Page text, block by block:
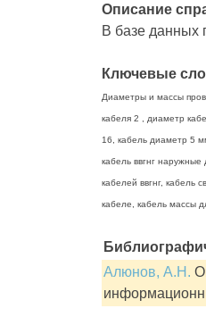
Описание
В базе данных
Ключевые
Диаметры и массы
кабеля 2 , диаметр
16, кабель диаметр 5
кабель ввгнг
кабелей ввгнг, кабель
кабеле, кабель массы
Алюнов, А.Н.